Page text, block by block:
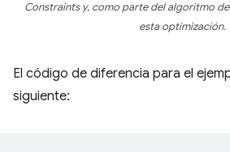
Constraintsy, como parte del algoritmo
esta optimización.
El código de diferencia para el
siguiente: